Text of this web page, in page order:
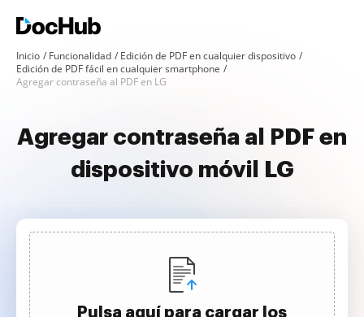
Inicio Funcionalidad
Edición de PDF en cualquier dispositivo
Edición de PDF fácil en cualquier smartphone
Agregar contraseña al PDF en LG
Agregar contraseña al PDF en
dispositivo móvil LG
Pulsa aquí para cargar los